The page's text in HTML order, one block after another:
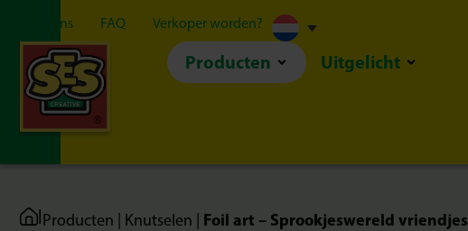
Over ons FAQ Verkoper worden?
Producten Uitgelicht
|Producten Knutselen Foil art – Sprookjeswereld vriendjes